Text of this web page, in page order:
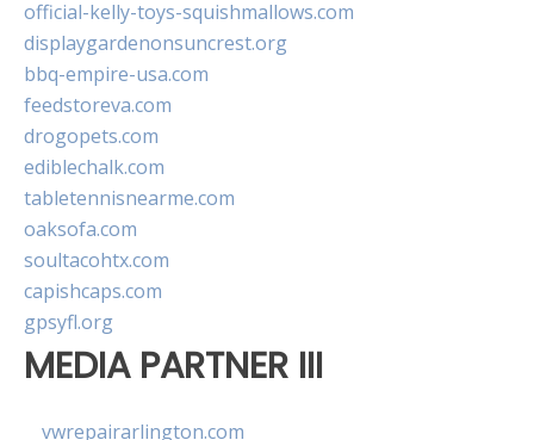
official-kelly-toys-squishmallows.com
displaygardenonsuncrest.org
bbq-empire-usa.com
feedstoreva.com
drogopets.com
ediblechalk.com
tabletennisnearme.com
oaksofa.com
soultacohtx.com
capishcaps.com
gpsyfl.org
MEDIA PARTNER III
vwrepairarlington.com